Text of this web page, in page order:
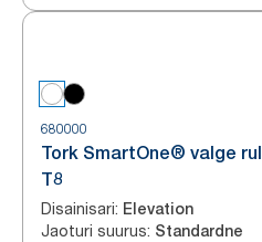
680000
Tork SmartOne® valge
T8
Disainisari: Elevation
Jaoturi suurus: Standardne